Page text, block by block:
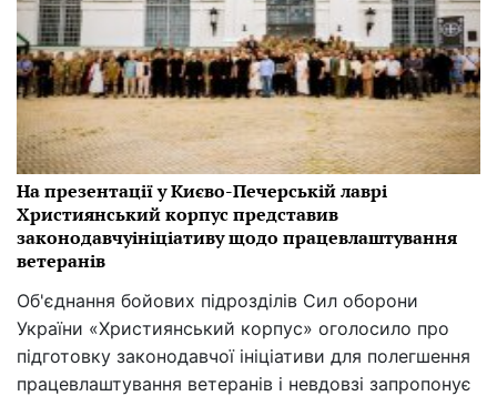
На презентації у Києво-Печерській лаврі
Християнський корпус представив
законодавчуініціативу щодо працевлаштування
ветеранів
Об'єднання бойових підрозділів Сил оборони
України «Християнський корпус» оголосило про
підготовку законодавчої ініціативи для полегшення
працевлаштування ветеранів і невдовзі запропонує